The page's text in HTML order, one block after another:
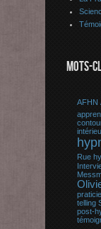
MOTS-
AFHN
Rue
telling
post-